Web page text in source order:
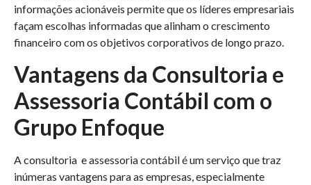
informações acionáveis permite que os líderes empresariais
façam escolhas informadas que alinham o crescimento
financeiro com os objetivos corporativos de longo prazo.
Vantagens da Consultoria e
Assessoria Contábil com o
Grupo Enfoque
A consultoria e assessoria contábil é um serviço que traz
inúmeras vantagens para as empresas, especialmente